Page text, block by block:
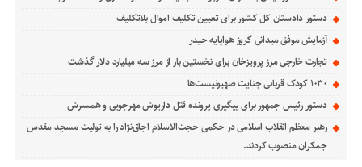
دستور دادستان کل کشور برای تعیین تکلیف اموال بلاتکلیف
آزمایش موفق میدانی کروز هواپایه حیدر
تجارت خارجی مرز پرویزخان برای نخستین بار از مرز سه میلیارد دلار گذشت
۱۰۳۰ کودک قربانی جنایت صهیونیست‌ها
دستور رئیس جمهور برای پیگیری پرونده قتل داریوش مهرجویی و همسرش
رهبر معظم انقلاب اسلامی در حکمی حجت‌الاسلام اجاق‌نژاد را به تولیت مسجد مقدس
جمکران منصوب کردند.